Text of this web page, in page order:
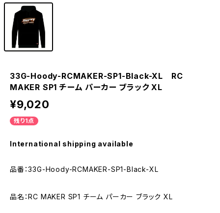
33G-Hoody-RCMAKER-SP1-Black-XL RC
MAKER SP1 チーム パーカー ブラック XL
¥9,020
残り1点
International shipping available
品番：33G-Hoody-RCMAKER-SP1-Black-XL
品名：RC MAKER SP1 チーム パーカー ブラック XL